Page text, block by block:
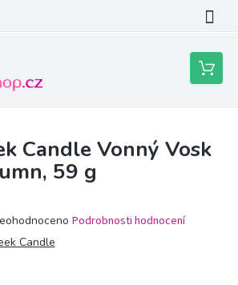
Nákupní
košík
Candle Vonný Vosk
59 g
Podrobnosti hodnocení
Candle